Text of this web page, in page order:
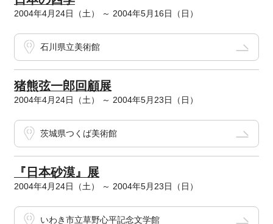
2004年4月24日（土） ～ 2004年5月16日（日）
石川県立美術館
猪熊弦一郎回顧展
2004年4月24日（土） ～ 2004年5月23日（日）
茨城県つくば美術館
『日本砂漠』展
2004年4月24日（土） ～ 2004年5月23日（日）
いわき市立草野心平記念文学館